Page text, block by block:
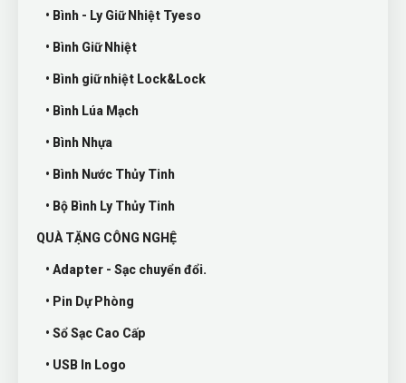
• Bình - Ly Giữ Nhiệt Tyeso
• Bình Giữ Nhiệt
• Bình giữ nhiệt Lock&Lock
• Bình Lúa Mạch
• Bình Nhựa
• Bình Nước Thủy Tinh
• Bộ Bình Ly Thủy Tinh
QUÀ TẶNG CÔNG NGHỆ
• Adapter - Sạc chuyển đổi.
• Pin Dự Phòng
• Sổ Sạc Cao Cấp
• USB In Logo